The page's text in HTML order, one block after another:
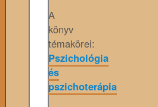
A
könyv
témakörei:
Pszichológia
és
pszichoterápia